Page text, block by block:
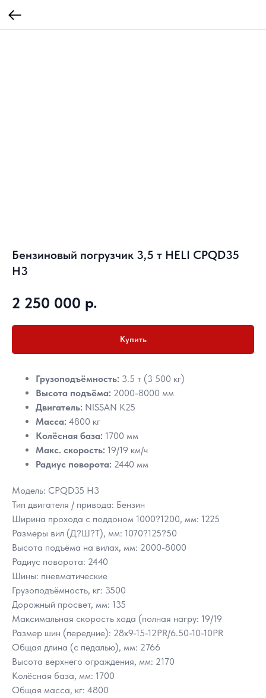
Бензиновый погрузчик 3,5 т HELI CPQD35
H3
2 250 000 р.
Купить
Грузоподъёмность: 3.5 т (3 500 кг)
Высота подъёма: 2000-8000 мм
Двигатель: NISSAN K25
Масса: 4800 кг
Колёсная база: 1700 мм
Макс. скорость: 19/19 км/ч
Радиус поворота: 2440 мм
Модель: CPQD35 H3
Тип двигателя / привода: Бензин
Ширина прохода с поддоном 1000?1200, мм: 1225
Размеры вил (Д?Ш?Т), мм: 1070?125?50
Высота подъёма на вилах, мм: 2000-8000
Радиус поворота: 2440
Шины: пневматические
Грузоподъёмность, кг: 3500
Дорожный просвет, мм: 135
Максимальная скорость хода (полная нагру: 19/19
Размер шин (передние): 28x9-15-12PR/6.50-10-10PR
Общая длина (с педалью), мм: 2766
Высота верхнего ограждения, мм: 2170
Колёсная база, мм: 1700
Общая масса, кг: 4800